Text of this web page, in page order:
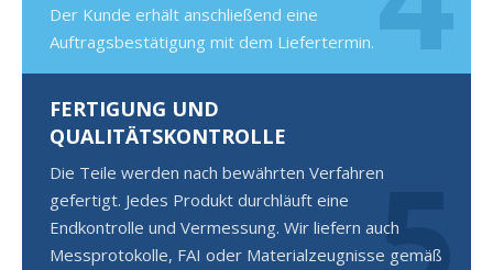
Der Kunde erhält anschließend eine
Auftragsbestätigung mit dem Liefertermin.
FERTIGUNG UND
QUALITÄTSKONTROLLE
Die Teile werden nach bewährten Verfahren
gefertigt. Jedes Produkt durchläuft eine
Endkontrolle und Vermessung. Wir liefern auch
Messprotokolle, FAI oder Materialzeugnisse gemäß